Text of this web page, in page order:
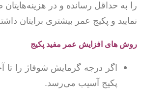
را به حداقل رسانده و در
نمایید و پکیج عمر بیشتری برایتان
روش های افزایش عمر مفید پکیج
اگر درجه گرمایش شوفاژ را تا
پکیج آسیب می‌رسد.